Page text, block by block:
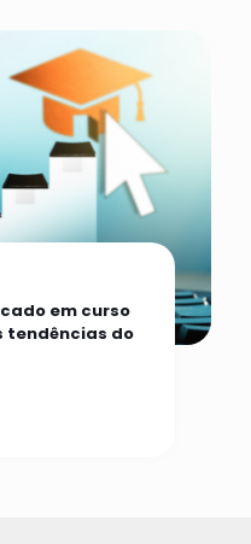
em curso
tendências do